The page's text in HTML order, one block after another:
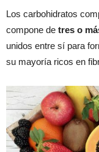
Los carbohidratos
compone de tres o
unidos entre sí para
su mayoría ricos en